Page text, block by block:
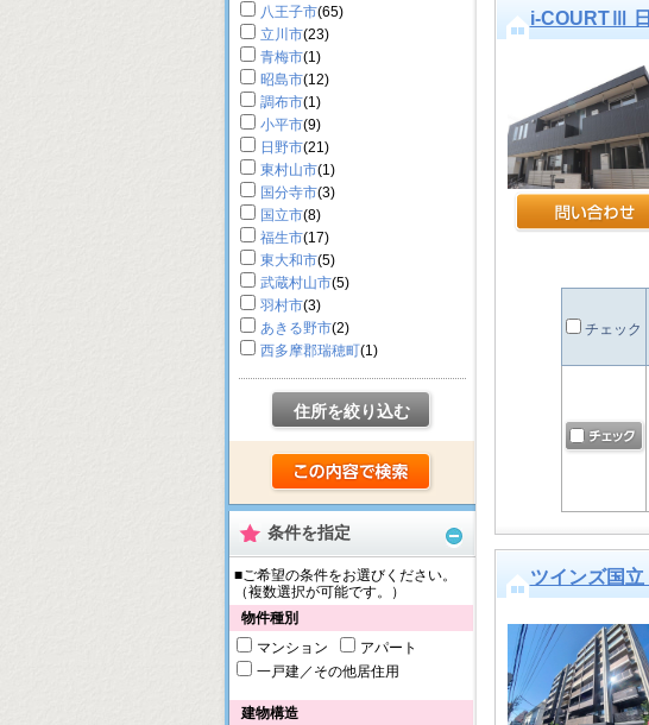
八王子市(65)
立川市(23)
青梅市(1)
昭島市(12)
調布市(1)
小平市(9)
日野市(21)
東村山市(1)
国分寺市(3)
国立市(8)
福生市(17)
東大和市(5)
武蔵村山市(5)
羽村市(3)
あきる野市(2)
西多摩郡瑞穂町(1)
住所を絞り込む
条件を指定
■ご希望の条件をお選びください。
（複数選択が可能です。）
物件種別
マンション
アパート
一戸建／その他居住用
建物構造
i-COURTⅢ
チェック
ツインズ国